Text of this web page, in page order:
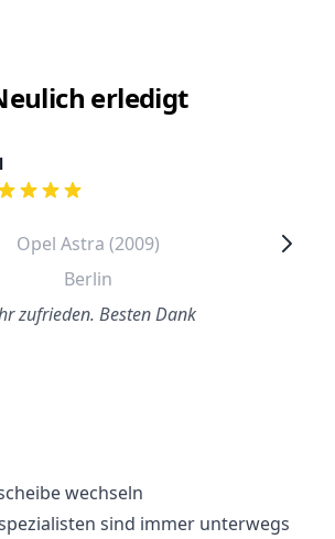
erledigt
of 5 stars
Opel Astra (2009)
Berlin
zufrieden. Besten Dank
wechseln
sind immer unterwegs